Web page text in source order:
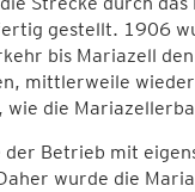
gestellt. 1906
bis Mariazell
mittlerweile
wie die
Betrieb mit
wurde die